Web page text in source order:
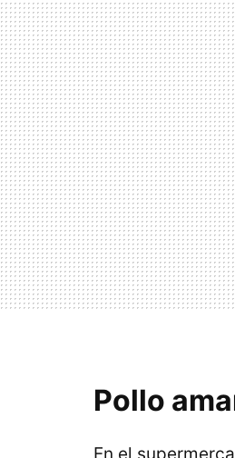
Pollo
En el